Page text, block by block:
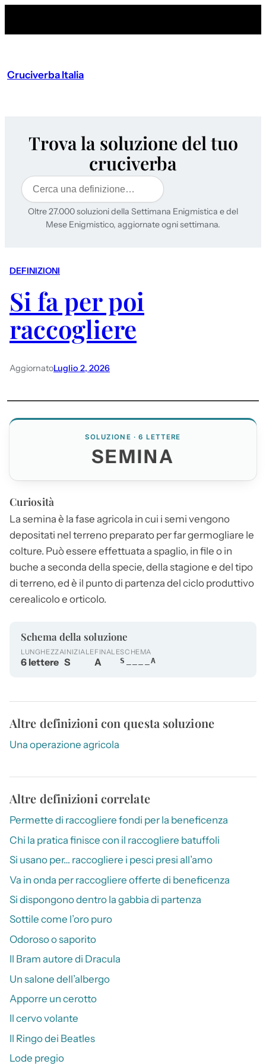
Cruciverba Italia
Trova la soluzione del tuo
cruciverba
Cerca
Oltre 27.000 soluzioni della Settimana Enigmistica e del
Mese Enigmistico, aggiornate ogni settimana.
DEFINIZIONI
Si fa per poi
raccogliere
AggiornatoLuglio 2, 2026
SOLUZIONE · 6 LETTERE
SEMINA
Curiosità
La semina è la fase agricola in cui i semi vengono
depositati nel terreno preparato per far germogliare le
colture. Può essere effettuata a spaglio, in file o in
buche a seconda della specie, della stagione e del tipo
di terreno, ed è il punto di partenza del ciclo produttivo
cerealicolo e orticolo.
Schema della soluzione
LUNGHEZZA
6 lettere
INIZIALE
S
FINALE
A
SCHEMA
S____A
Altre definizioni con questa soluzione
Una operazione agricola
Altre definizioni correlate
Permette di raccogliere fondi per la beneficenza
Chi la pratica finisce con il raccogliere batuffoli
Si usano per… raccogliere i pesci presi all’amo
Va in onda per raccogliere offerte di beneficenza
Si dispongono dentro la gabbia di partenza
Sottile come l’oro puro
Odoroso o saporito
Il Bram autore di Dracula
Un salone dell’albergo
Apporre un cerotto
Il cervo volante
Il Ringo dei Beatles
Lode pregio